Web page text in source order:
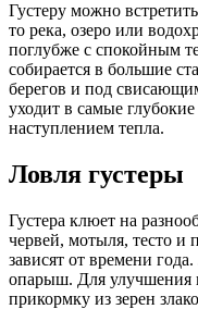
Густеру можно
то река, озеро или
поглубже с спокойным
собирается в большие
берегов и под
уходит в самые
наступлением тепла.
Ловля густеры
Густера клюет на
червей, мотыля, тесто и
зависят от времени
опарыш. Для улучшения
прикормку из зерен